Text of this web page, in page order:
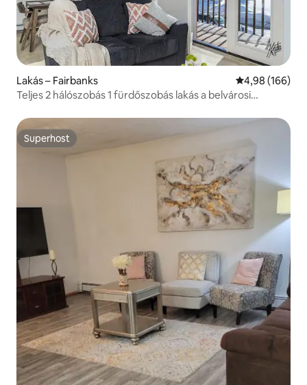
Lakás – Fairbanks Átlagos
4,98 (166)
Teljes 2 hálószobás 1 fürdőszobás lakás a belvárosi
Superhost
Superhost